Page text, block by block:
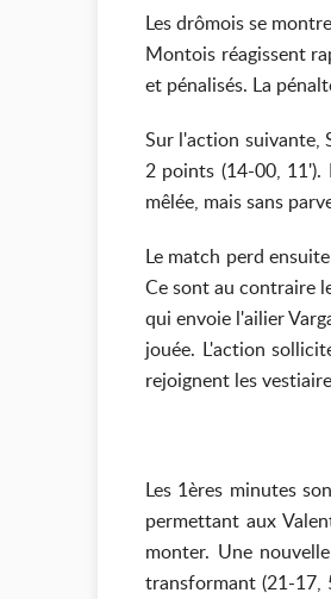
Les drômois se
Montois réagissent
et pénalisés. La
Sur l'action suivante,
2 points (14-00, 11').
mêlée, mais sans
Le match perd
Ce sont au contraire
qui envoie l'ailier
jouée. L'action
rejoignent les
Les 1ères minutes
permettant aux
monter. Une
transformant (21-17,